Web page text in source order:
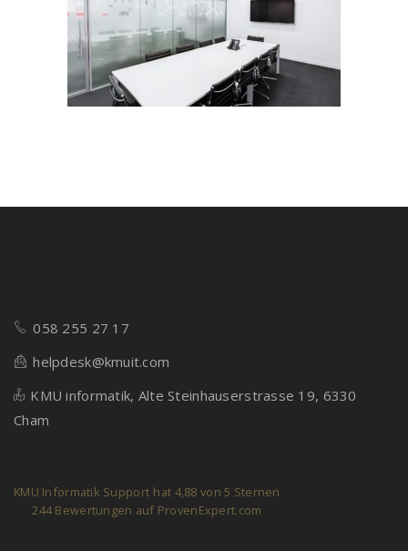
058 255 27 17
helpdesk@kmuit.com
KMU informatik, Alte Steinhauserstrasse 19, 6330
Cham
KMU Informatik Support hat 4,88 von5 Sternen
244Bewertungen auf ProvenExpert.com